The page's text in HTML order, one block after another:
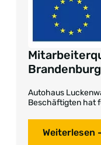
Brandenburg
Autohaus
Beschäftigten hat
Weiterlesen